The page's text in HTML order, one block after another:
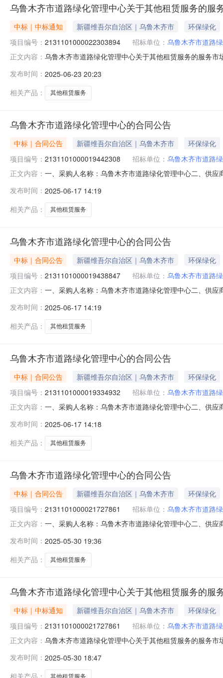
乌鲁木齐市道路绿化管理中心关于其他租赁服务的服
中标｜中标通知 新疆维吾尔自治区｜乌鲁木齐市
环保绿化
项目编号： 2131101000022303894 招标单位： 乌鲁木齐市道路
正文内容： 乌鲁木齐市道路绿化管理中心关于其他租赁服务的服务
（元）:项目所在行政区划编码:650199项目所在行政区
发布时间： 2025-06-23 20:23
相关产品：
其他租赁服务
乌鲁木齐市道路绿化管理中心的合同公告
中标｜合同公告 新疆维吾尔自治区｜乌鲁木齐市
环保绿化
项目编号： 2131101000019442308 招标单位： 乌鲁木齐市道路
正文内容： 一、采购人名称：乌鲁木齐市道路绿化管理中心二、供
服务要求或标的基本概况：七、其它事项：详见附件中
发布时间： 2025-06-17 14:19
相关产品：
其他租赁服务
乌鲁木齐市道路绿化管理中心的合同公告
中标｜合同公告 新疆维吾尔自治区｜乌鲁木齐市
环保绿化
项目编号： 2131101000019438847 招标单位： 乌鲁木齐市道路
正文内容： 一、采购人名称：乌鲁木齐市道路绿化管理中心二、供
1.002100021000服务要求或标的基本概况：七、其它事
发布时间： 2025-06-17 14:19
相关产品：
其他租赁服务
乌鲁木齐市道路绿化管理中心的合同公告
中标｜合同公告 新疆维吾尔自治区｜乌鲁木齐市
环保绿化
项目编号： 2131101000019334932 招标单位： 乌鲁木齐市道路
正文内容： 一、采购人名称：乌鲁木齐市道路绿化管理中心二、供
服务要求或标的基本概况：七、其它事项：详见附件中
发布时间： 2025-06-17 14:18
相关产品：
其他租赁服务
乌鲁木齐市道路绿化管理中心的合同公告
中标｜合同公告 新疆维吾尔自治区｜乌鲁木齐市
环保绿化
项目编号： 2131101000021727861 招标单位： 乌鲁木齐市道路
正文内容： 一、采购人名称：乌鲁木齐市道路绿化管理中心二、供
1.009780097800服务要求或标的基本概况：七、其它事
发布时间： 2025-05-30 19:36
相关产品：
其他租赁服务
乌鲁木齐市道路绿化管理中心关于其他租赁服务的服
中标｜中标通知 新疆维吾尔自治区｜乌鲁木齐市
环保绿化
项目编号： 2131101000021727861 招标单位： 乌鲁木齐市道路
正文内容： 乌鲁木齐市道路绿化管理中心关于其他租赁服务的服务
（元）:项目所在行政区划编码:650199项目所在行政区
发布时间： 2025-05-30 18:47
其他租赁服务